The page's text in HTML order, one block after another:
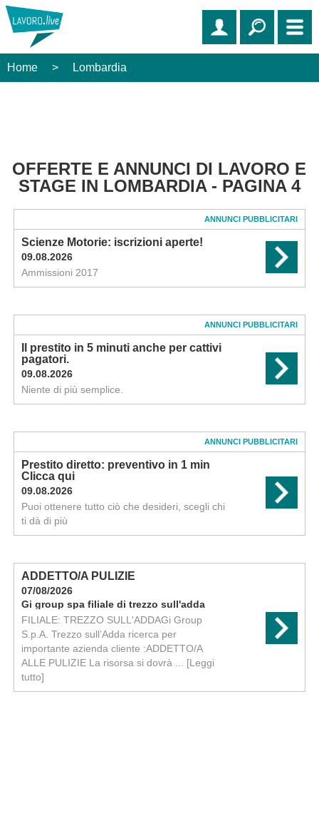
Home > Lombardia
OFFERTE E ANNUNCI DI LAVORO E
STAGE IN LOMBARDIA - PAGINA 4
ANNUNCI PUBBLICITARI
Scienze Motorie: iscrizioni aperte!
09.08.2026
Ammissioni 2017
ANNUNCI PUBBLICITARI
Il prestito in 5 minuti anche per cattivi
pagatori.
09.08.2026
Niente di più semplice.
ANNUNCI PUBBLICITARI
Prestito diretto: preventivo in 1 min
Clicca qui
09.08.2026
Puoi ottenere tutto ciò che desideri, scegli chi
ti dà di più
ADDETTO/A PULIZIE
07/08/2026
Gi group spa filiale di trezzo sull'adda
FILIALE: TREZZO SULL'ADDAGi Group
S.p.A. Trezzo sull’Adda ricerca per
importante azienda cliente :ADDETTO/A
ALLE PULIZIE La risorsa si dovrà ... [Leggi
tutto]